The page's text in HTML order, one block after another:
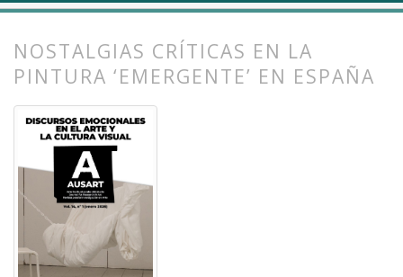
NOSTALGIAS CRÍTICAS EN LA
PINTURA ‘EMERGENTE’ EN ESPAÑA